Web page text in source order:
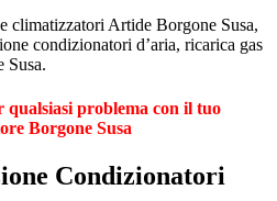
climatizzatori Artide Borgone Susa,
condizionatori d’aria, ricarica gas
Susa.
qualsiasi problema con il tuo
Borgone Susa
Condizionatori